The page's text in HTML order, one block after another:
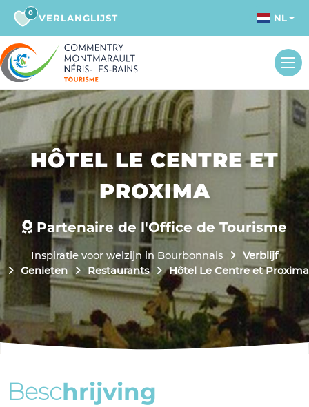
0 VERLANGLIJST NL
HÔTEL LE CENTRE ET
PROXIMA
Partenaire de l'Office de Tourisme
Inspiratie voor welzijn in Bourbonnais
Verblijf
Genieten
Restaurants Hôtel Le Centre et Proxima
Beschrijving